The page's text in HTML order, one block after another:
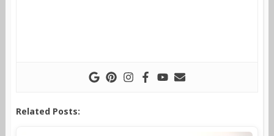
Related Posts: